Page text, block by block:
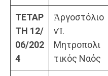
ΤΕΤΑΡ
ΤΗ 12/
06/202
4
Ἀργοστόλιο
νἹ.
Μητροπολι
τικός Ναός